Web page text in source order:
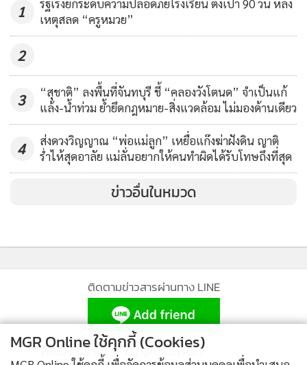
1
รัฐเร่งยกระดับความปลอดภัยโรงเรียน ตั้งเป้า 90 วัน หลัง
เหตุสลด “ครูหมวย”
2
3
“สุชาติ” ลงพื้นที่จันทบุรี ชี้ “คลองวังโตนด” จำเป็นแก้
แล้ง-น้ำท่วม ย้ำยึดกฎหมาย-สิ่งแวดล้อม ไม่มองด้านเดียว
4
ส่งดวงวิญญาณ “พ่อแม่ลูก” เหยื่อแก๊งฆ่าฝังดิน ญาติ
ร่ำไห้สุดอาลัย แม่ลั่นอยากให้คนทำผิดได้รับโทษถึงที่สุด
ข่าวอื่นในหมวด
ติดตามข่าวสารผ่านทาง LINE
MGR Online Application
MGR Online ใช้คุกกี้ (Cookies)